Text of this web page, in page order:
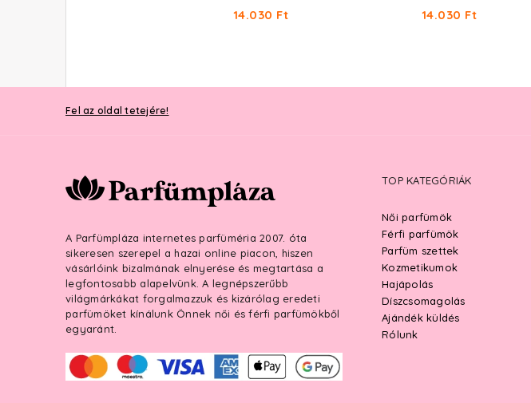
14.030 Ft 14.030 Ft
Fel az oldal tetejére!
A Parfümpláza internetes parfüméria 2007. óta
sikeresen szerepel a hazai online piacon, hiszen
vásárlóink bizalmának elnyerése és megtartása a
legfontosabb alapelvünk. A legnépszerűbb
világmárkákat forgalmazzuk és kizárólag eredeti
parfümöket kínálunk Önnek női és férfi parfümökből
egyaránt.
TOP KATEGÓRIÁK
Női parfümök
Férfi parfümök
Parfüm szettek
Kozmetikumok
Hajápolás
Díszcsomagolás
Ajándék küldés
Rólunk